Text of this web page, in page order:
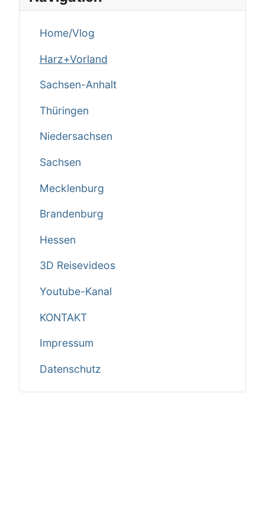
Home/Vlog
Harz+Vorland
Sachsen-Anhalt
Thüringen
Niedersachsen
Sachsen
Mecklenburg
Brandenburg
Hessen
3D Reisevideos
Youtube-Kanal
KONTAKT
Impressum
Datenschutz